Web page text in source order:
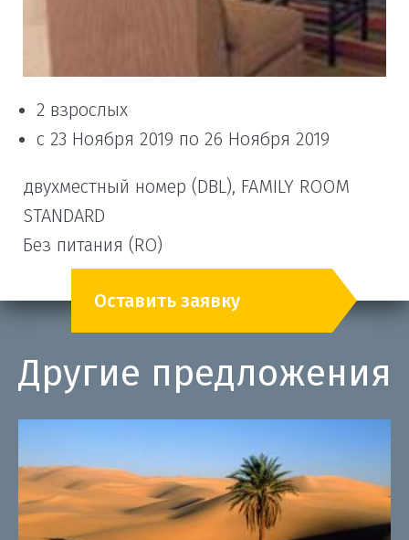
2 взрослых
с 23 Ноября 2019 по 26 Ноября 2019
двухместный номер (DBL), FAMILY ROOM
STANDARD
Без питания (RO)
Оставить заявку
Другие предложения